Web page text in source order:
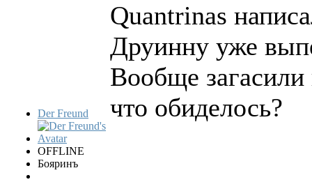
Der Freund
OFFLINE
Бояринъ
Quantrinas
Друинну уже
Вообще
что обиделось?